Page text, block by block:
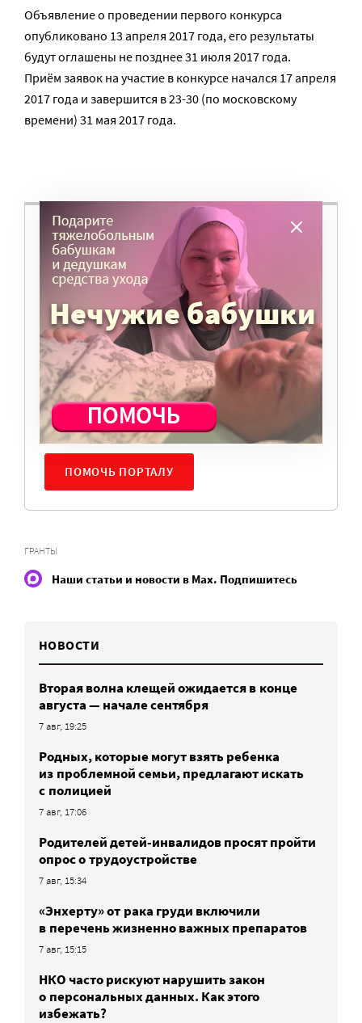
Объявление о проведении первого конкурса
опубликовано 13 апреля 2017 года, его результаты
будут оглашены не позднее 31 июля 2017 года.
Приём заявок на участие в конкурсе начался 17 апреля
2017 года и завершится в 23-30 (по московскому
времени) 31 мая 2017 года.
ВАМ ВАЖНО, ЧТОБЫ РАЗГОВОР НА ЭТУ
ТЕМУ ПРОДОЛЖИЛСЯ? ПОДДЕРЖИТЕ
ПОРТАЛ!
Мы просим подписаться на небольшой, но
регулярный платеж в пользу нашего сайта.
Милосердие.ru работает благодаря добровольным
пожертвованиям наших читателей. На
командировки, съемки, зарплаты редакторов,
журналистов и техническую поддержку сайта
нужны средства.
ПОМОЧЬ ПОРТАЛУ
ГРАНТЫ
Наши статьи и новости в Max. Подпишитесь
НОВОСТИ
Вторая волна клещей ожидается в конце
августа — начале сентября
7 авг, 19:25
Родных, которые могут взять ребенка
из проблемной семьи, предлагают искать
с полицией
7 авг, 17:06
Родителей детей-инвалидов просят пройти
опрос о трудоустройстве
7 авг, 15:34
«Энхерту» от рака груди включили
в перечень жизненно важных препаратов
7 авг, 15:15
НКО часто рискуют нарушить закон
о персональных данных. Как этого
избежать?